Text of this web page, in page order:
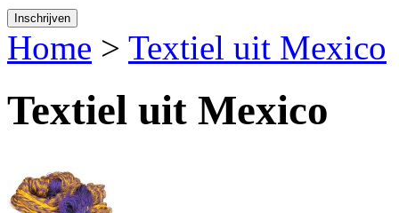
Home > Textiel uit Mexico
Textiel uit Mexico